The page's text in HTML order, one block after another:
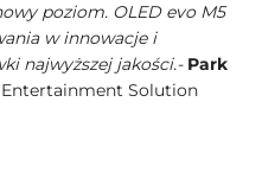
poziom. OLED evo M5
w innowacje i
najwyższej jakości.- Park
Entertainment Solution